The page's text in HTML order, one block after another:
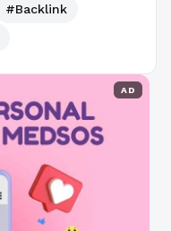
#Backlink
AD